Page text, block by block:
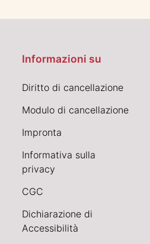
Informazioni su
Diritto di cancellazione
Modulo di cancellazione
Impronta
Informativa sulla
privacy
CGC
Dichiarazione di
Accessibilità